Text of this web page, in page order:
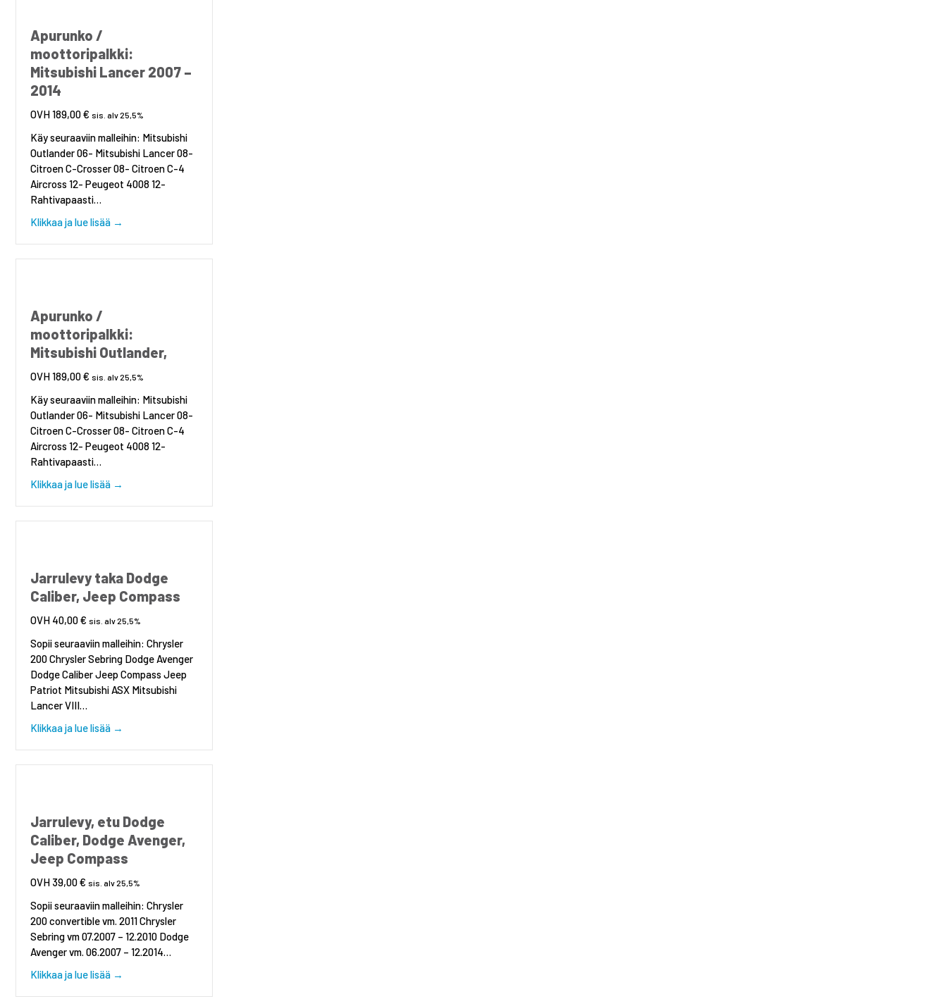
Apurunko /
moottoripalkki:
Mitsubishi Lancer 2007 –
2014
189,00€ sis. alv 25,5%
Käy seuraaviin malleihin: Mitsubishi
Outlander 06- Mitsubishi Lancer 08-
Citroen C-Crosser 08- Citroen C-4
Aircross 12- Peugeot 4008 12-
Rahtivapaasti…
Klikkaa ja lue lisää →
Apurunko /
moottoripalkki:
Mitsubishi Outlander,
189,00€ sis. alv 25,5%
Käy seuraaviin malleihin: Mitsubishi
Outlander 06- Mitsubishi Lancer 08-
Citroen C-Crosser 08- Citroen C-4
Aircross 12- Peugeot 4008 12-
Rahtivapaasti…
Klikkaa ja lue lisää →
Jarrulevy taka Dodge
Caliber, Jeep Compass
40,00€ sis. alv 25,5%
Sopii seuraaviin malleihin: Chrysler
200 Chrysler Sebring Dodge Avenger
Dodge Caliber Jeep Compass Jeep
Patriot Mitsubishi ASX Mitsubishi
Lancer VIII…
Klikkaa ja lue lisää →
Jarrulevy, etu Dodge
Caliber, Dodge Avenger,
Jeep Compass
39,00€ sis. alv 25,5%
Sopii seuraaviin malleihin: Chrysler
200 convertible vm. 2011 Chrysler
Sebring vm 07.2007 – 12.2010 Dodge
Avenger vm. 06.2007 – 12.2014…
Klikkaa ja lue lisää →